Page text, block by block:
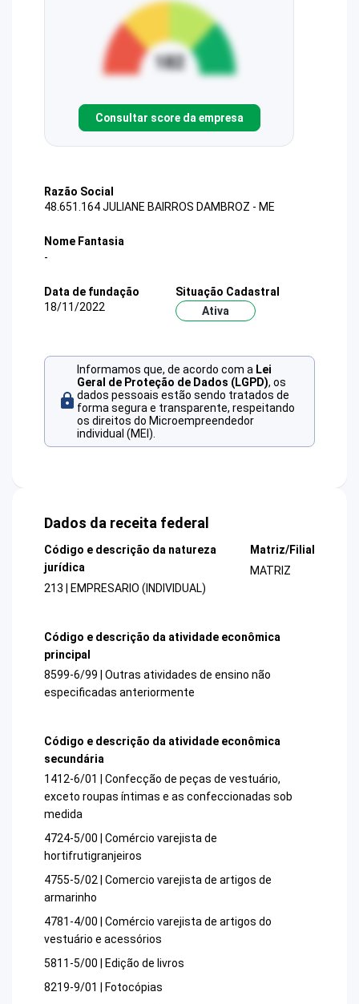
Consultar score da empresa
Razão Social
48.651.164 JULIANE BAIRROS DAMBROZ - ME
Nome Fantasia
-
Data de fundação
18/11/2022
Situação Cadastral
Ativa
Informamos que, de acordo com a Lei
Geral de Proteção de Dados (LGPD), os
dados pessoais estão sendo tratados de
forma segura e transparente, respeitando
os direitos do Microempreendedor
individual (MEI).
Dados da receita federal
Código e descrição da natureza
jurídica
213 | EMPRESARIO (INDIVIDUAL)
Matriz/Filial
MATRIZ
Código e descrição da atividade econômica
principal
8599-6/99 | Outras atividades de ensino não
especificadas anteriormente
Código e descrição da atividade econômica
secundária
1412-6/01 | Confecção de peças de vestuário,
exceto roupas íntimas e as confeccionadas sob
medida
4724-5/00 | Comércio varejista de
hortifrutigranjeiros
4755-5/02 | Comercio varejista de artigos de
armarinho
4781-4/00 | Comércio varejista de artigos do
vestuário e acessórios
5811-5/00 | Edição de livros
8219-9/01 | Fotocópias